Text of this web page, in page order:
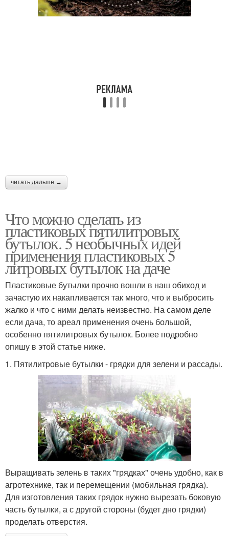
читать дальше →
Что можно сделать из
пластиковых пятилитровых
бутылок. 5 необычных идей
применения пластиковых 5
литровых бутылок на даче
Пластиковые бутылки прочно вошли в наш обиход и
зачастую их накапливается так много, что и выбросить
жалко и что с ними делать неизвестно. На самом деле
если дача, то ареал применения очень большой,
особенно пятилитровых бутылок. Более подробно
опишу в этой статье ниже.
1. Пятилитровые бутылки - грядки для зелени и рассады.
Выращивать зелень в таких "грядках" очень удобно, как в
агротехнике, так и перемещении (мобильная грядка).
Для изготовления таких грядок нужно вырезать боковую
часть бутылки, а с другой стороны (будет дно грядки)
проделать отверстия.